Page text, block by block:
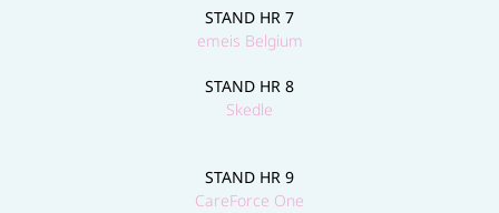
STAND HR 7
emeis Belgium
STAND HR 8
Skedle
STAND HR 9
CareForce One